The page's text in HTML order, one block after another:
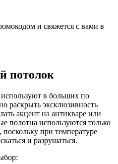
и свяжется с вами в
потолок
в больших по
раскрыть эксклюзивность
акцент на антикваре или
полотна используются только
при температуре
и разрушаться.